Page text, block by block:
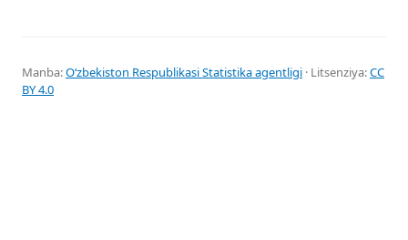
Manba:Oʻzbekiston Respublikasi Statistika agentligi · Litsenziya:CC
BY 4.0